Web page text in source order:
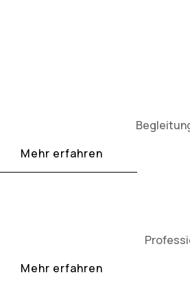
Mehr erfahren
Mehr erfahren